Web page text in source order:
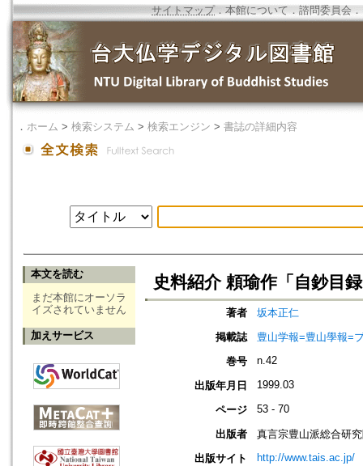
サイトマップ．本館について ． 諮問委員会 ．
． ホーム > 検索システム > 検索エンジン > 書誌の詳細内容
本文を読む
まだ本館にオーソラ
イズされていません
加えサービス
史料紹介 頼瑜作「自鈔目
著者
坂本正仁
掲載誌
豊山学報=豊山學報=
巻号
n.42
出版年月日 1999.03
ページ 53 - 70
出版者
真言宗豊山派総合研
出版サイト
http://www.tais.ac.jp/